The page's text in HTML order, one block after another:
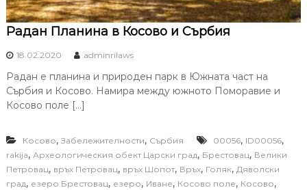
Радан Планина в Косово и Сърбия
18.02.2020 adminrilaws
Радан е планина и природен парк в Южната част на
Сърбия и Косово. Намира между южното Поморавие и
Косово поле […]
Косово, Забележителности, Сърбия 00056, ID00056,
rakija, Археологическия обект Царски град, Брестовац, Велики
Петровац, връх Петровац, връх Шопот, Връх, Голяк, Дяволски
град, езеро Брестовац, езеро, Иване, Косово поле, Косово,